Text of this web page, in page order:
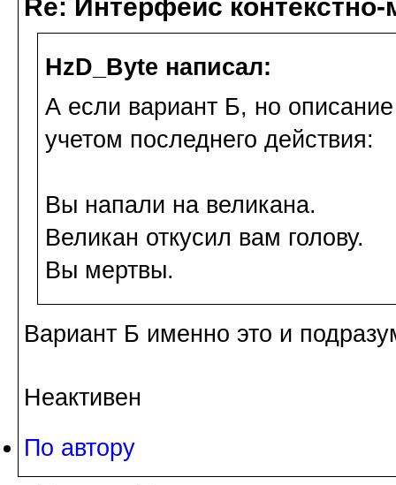
Re: Интерфейс
HzD_Byte написал:
А если вариант Б, но
учетом последнего действия:
Вы напали на великана.
Великан откусил вам голову.
Вы мертвы.
Вариант Б именно это и
Неактивен
По автору